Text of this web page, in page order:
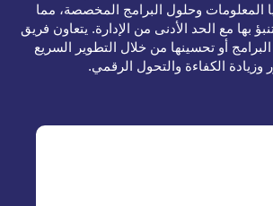
وحلول البرامج المخصصة، مما
بها مع الحد الأدنى من الإدارة. يتعاون فريق
البرامج أو تحسينها من خلال التطوير السريع
وزيادة الكفاءة والتحول الرقمي.